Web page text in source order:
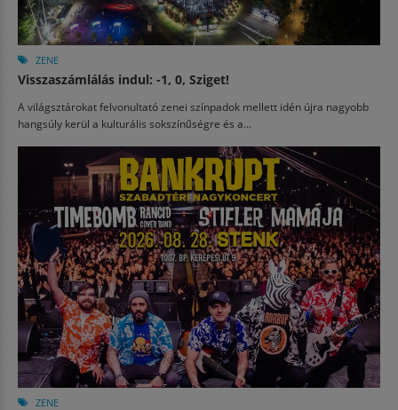
ZENE
Visszaszámlálás indul: -1, 0, Sziget!
A világsztárokat felvonultató zenei színpadok mellett idén újra nagyobb
hangsúly kerül a kulturális sokszínűségre és a...
ZENE